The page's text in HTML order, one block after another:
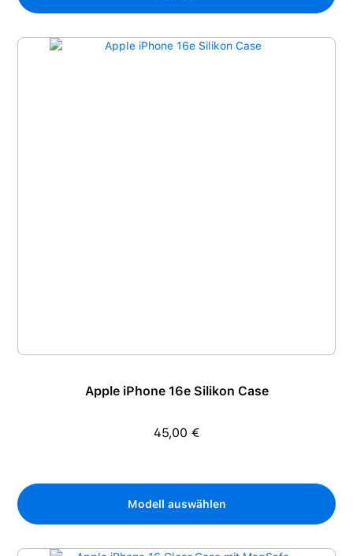
Apple iPhone 16e Silikon Case
Regulärer Preis:
45,00 €
Modell auswählen